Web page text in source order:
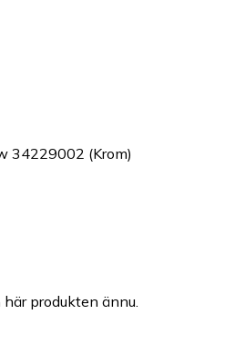
34229002 (Krom)
produkten ännu.